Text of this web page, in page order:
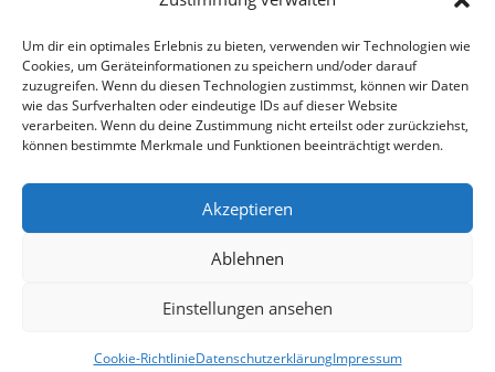
Um dir ein optimales Erlebnis zu bieten, verwenden wir Technologien wie
Cookies, um Geräteinformationen zu speichern und/oder darauf
zuzugreifen. Wenn du diesen Technologien zustimmst, können wir Daten
wie das Surfverhalten oder eindeutige IDs auf dieser Website
verarbeiten. Wenn du deine Zustimmung nicht erteilst oder zurückziehst,
können bestimmte Merkmale und Funktionen beeinträchtigt werden.
Akzeptieren
Ablehnen
Einstellungen ansehen
Cookie-RichtlinieDatenschutzerklärungImpressum
Österreichische Schlaganfall-Gesellschaft
Siebensterngasse 31/8
1070 Wien
oegsf@studio12.at
© 2026 ÖGSF - alle Rechte vorbehalten
Impressum
| Datenschutz